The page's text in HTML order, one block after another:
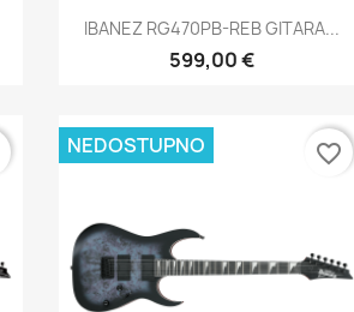
Brzi pregled
IBANEZ RG470PB-REB GITARA...
599,00 €
NEDOSTUPNO favorite_border